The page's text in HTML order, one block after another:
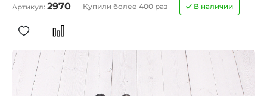
Артикул: 2970 Купили более 400 раз В наличии